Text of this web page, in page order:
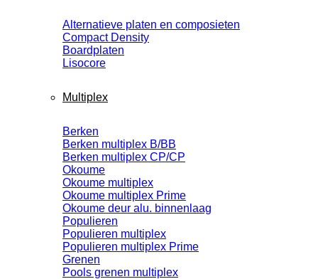
Alternatieve platen en composieten
Compact Density
Boardplaten
Lisocore
Multiplex
Berken
Berken multiplex B/BB
Berken multiplex CP/CP
Okoume
Okoume multiplex
Okoume multiplex Prime
Okoume deur alu. binnenlaag
Populieren
Populieren multiplex
Populieren multiplex Prime
Grenen
Pools grenen multiplex